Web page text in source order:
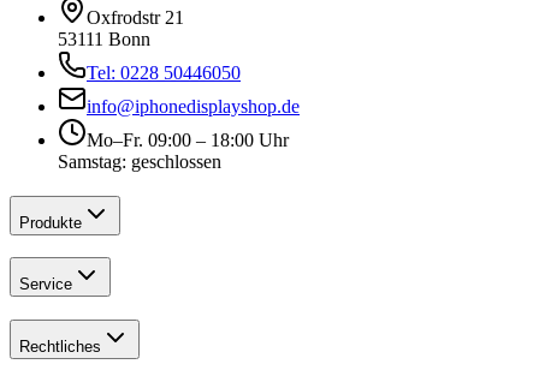
Oxfrodstr 21
53111 Bonn
Tel: 0228 50446050
info@iphonedisplayshop.de
Mo–Fr. 09:00 – 18:00 Uhr
Samstag: geschlossen
Produkte
Service
Rechtliches